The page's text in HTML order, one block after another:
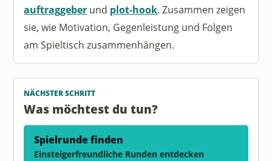
auftraggeber und plot-hook. Zusammen zeigen
sie, wie Motivation, Gegenleistung und Folgen
am Spieltisch zusammenhängen.
NÄCHSTER SCHRITT
Was möchtest du tun?
Spielrunde finden
Einsteigerfreundliche Runden entdecken